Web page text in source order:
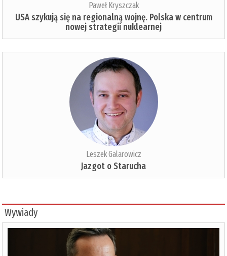
Paweł Kryszczak
USA szykują się na regionalną wojnę. Polska w centrum
nowej strategii nuklearnej
Leszek Galarowicz
Jazgot o Starucha
Wywiady